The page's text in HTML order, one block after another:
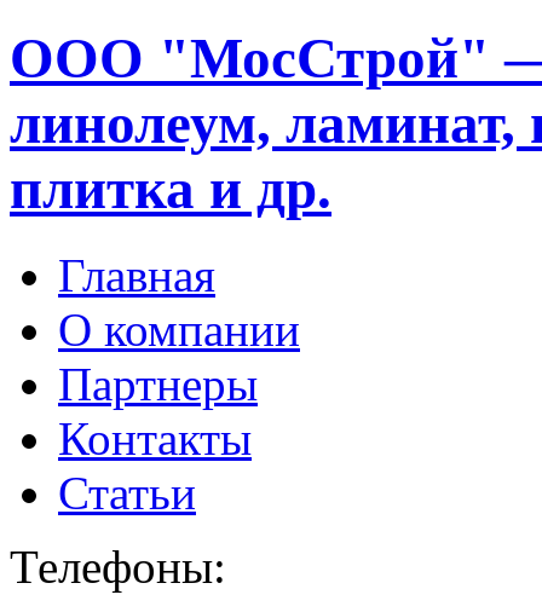
ООО "МосСтрой" —
линолеум, ламинат,
плитка и др.
Главная
О компании
Партнеры
Контакты
Статьи
Телефоны: